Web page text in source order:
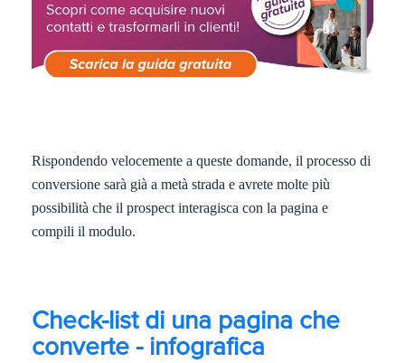
Rispondendo velocemente a queste domande, il processo di
conversione sarà già a metà strada e avrete molte più
possibilità che il prospect interagisca con la pagina e
compili il modulo.
Check-list di una pagina che
converte - infografica